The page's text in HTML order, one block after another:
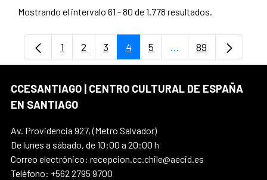
Mostrando el intervalo 61 - 80 de 1.778 resultados.
Página
1 Página
2 Página
3 Página
4 Página
5 ...PáginasPágina
89
CCESANTIAGO | CENTRO CULTURAL DE ESPAÑA
EN SANTIAGO
Av. Providencia 927, (Metro Salvador)
De lunes a sábado, de 10:00 a 20:00 h
Correo electrónico: recepcion.cc.chile@aecid.es
Teléfono: +562 2795 9700